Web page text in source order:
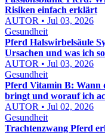
Risiken einfach erklärt
AUTOR • Jul 03, 2026
Gesundheit
Pferd Halswirbelsäule
Ursachen und was ich
AUTOR • Jul 03, 2026
Gesundheit
Pferd Vitamin B: Wann
bringt und worauf ich
AUTOR • Jul 02, 2026
Gesundheit
Trachtenzwang Pferd